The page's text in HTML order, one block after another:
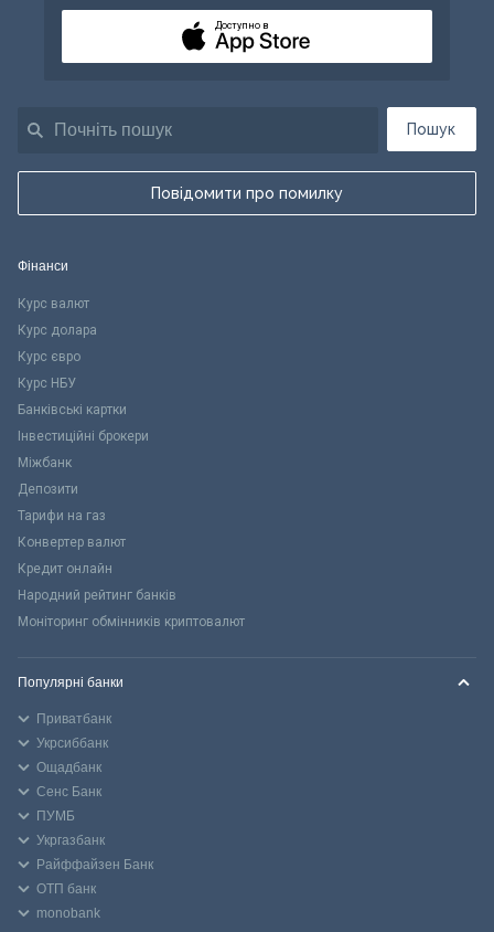
Пошук
Повідомити про помилку
Доступно в
Фінанси
Курс валют
Курс долара
Курс євро
Курс НБУ
Банківські картки
Інвестиційні брокери
Міжбанк
Депозити
Тарифи на газ
Конвертер валют
Кредит онлайн
Народний рейтинг банків
Моніторинг обмінників криптовалют
Популярні банки
Приватбанк
Укрсиббанк
Ощадбанк
Сенс Банк
ПУМБ
Укргазбанк
Райффайзен Банк
ОТП банк
monobank